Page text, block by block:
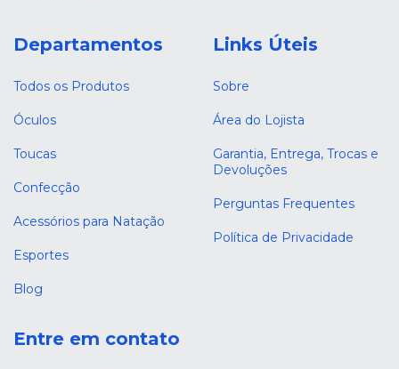
Departamentos
Todos os Produtos
Óculos
Toucas
Confecção
Acessórios para Natação
Esportes
Blog
Links Úteis
Sobre
Área do Lojista
Garantia, Entrega, Trocas e
Devoluções
Perguntas Frequentes
Política de Privacidade
Entre em contato